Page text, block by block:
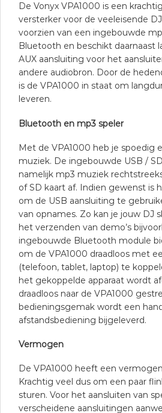
De Vonyx VPA1000 is een
versterker voor de veeleisende
voorzien van een ingebouwde
Bluetooth en beschikt daarnaast
AUX aansluiting voor het
andere audiobron. Door de
is de VPA1000 in staat om
leveren.
Bluetooth en mp3 speler
Met de VPA1000 heb je spoedig
muziek. De ingebouwde USB /
namelijk mp3 muziek
of SD kaart af. Indien gewenst is
om de USB aansluiting te
van opnames. Zo kan je jouw DJ
het verzenden van demo’s
ingebouwde Bluetooth module
om de VPA1000 draadloos met
(telefoon, tablet, laptop) te
het gekoppelde apparaat wordt
draadloos naar de VPA1000
bedieningsgemak wordt een
afstandsbediening bijgeleverd.
Vermogen
De VPA1000 heeft een
Krachtig veel dus om een paar
sturen. Voor het aansluiten van
verscheidene aansluitingen